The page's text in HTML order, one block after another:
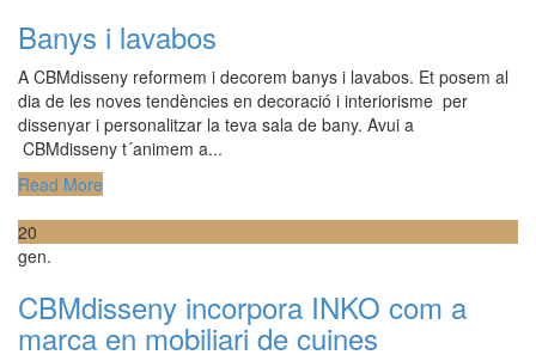
Banys i lavabos
A CBMdisseny reformem i decorem banys i lavabos. Et posem al
dia de les noves tendències en decoració i interiorisme per
dissenyar i personalitzar la teva sala de bany. Avui a
CBMdisseny t´animem a...
Read More
20
gen.
CBMdisseny incorpora INKO com a
marca en mobiliari de cuines